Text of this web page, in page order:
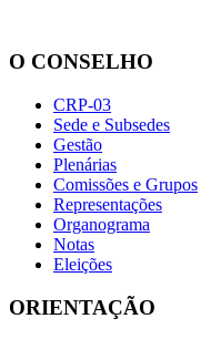
O CONSELHO
CRP-03
Sede e Subsedes
Gestão
Plenárias
Comissões e Grupos
Representações
Organograma
Notas
Eleições
ORIENTAÇÃO